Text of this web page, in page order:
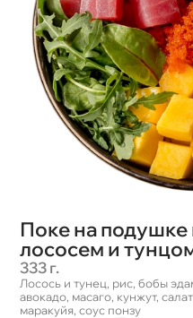
Поке на подушке
лососем и
333 г.
Лосось и тунец, рис, бобы
авокадо, масаго, кунжут,
маракуйя, соус понзу